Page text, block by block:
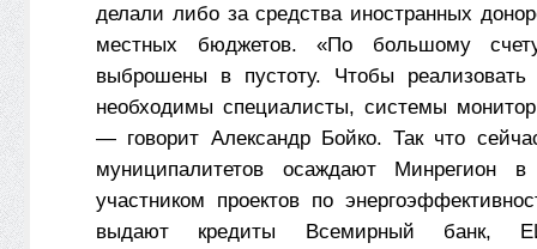
делали либо за средства иностранных
местных бюджетов. «По большому
выброшены в пустоту. Чтобы
необходимы специалисты, системы
— говорит Александр Бойко. Так что
муниципалитетов осаждают Минрегион
участником проектов по
выдают кредиты Всемирный банк,